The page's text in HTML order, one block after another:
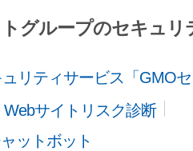
グループのセキュリ
リティサービス「GMO
Webサイトリスク診断
ットボット